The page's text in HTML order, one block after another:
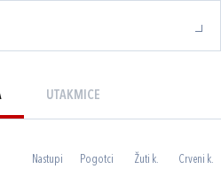
UTAKMICE
Nastupi Pogotci Žuti k. Crveni k.